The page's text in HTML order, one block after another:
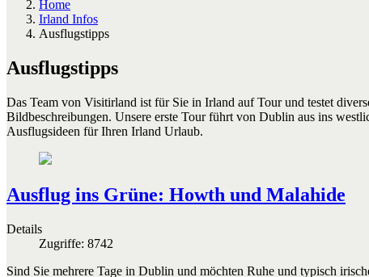
Home
Irland Infos
Ausflugstipps
Ausflugstipps
Das Team von Visitirland ist für Sie in Irland auf Tour und testet
Bildbeschreibungen. Unsere erste Tour führt von Dublin aus ins
Ausflugsideen für Ihren Irland Urlaub.
Ausflug ins Grüne: Howth und Malahide
Details
Zugriffe: 8742
Sind Sie mehrere Tage in Dublin und möchten Ruhe und typisch